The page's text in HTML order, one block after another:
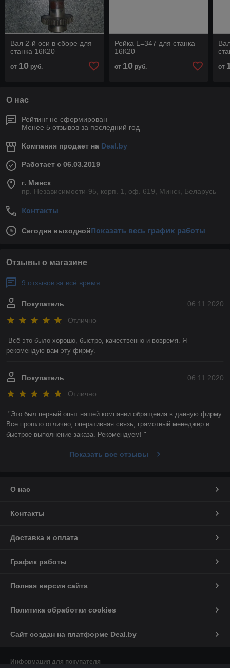
Вал 2-й оси в сборе для
станка 16К20
от 10 руб.
Рейка L=347 для станка
16К20
от 10руб. от
О нас
Рейтинг не сформирован
Менее 5 отзывов за последний год
Компания продает на Deal.by
Работает с 06.03.2019
г. Минск
пр. Независимости-95, корп. 1, оф. 619, Минск, Беларусь
Контакты
Сегодня выходнойПоказать весь график работы
Отзывы о магазине
9 отзывов за всё время
06.11.2020
Покупатель
Отлично
Всё это было хорошо, быстро, качественно и вовремя. Я
рекомендую вам эту фирму.
06.11.2020
Покупатель
Отлично
"Это был первый опыт нашей компании обращения в данную фирму.
Все прошло отлично, оперативная связь, грамотный менеджер и
быстрое выполнение заказа. Рекомендуем! "
Показать все отзывы
О нас
Контакты
Доставка и оплата
График работы
Полная версия сайта
Политика обработки cookies
Сайт создан на платформе Deal.by
Информация для покупателя